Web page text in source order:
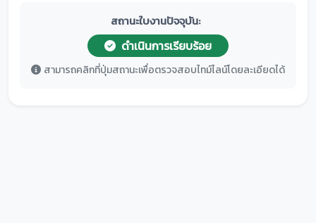
สถานะใบงานปัจจุบัน:
ดำเนินการเรียบร้อย
สามารถคลิกที่ปุ่มสถานะเพื่อตรวจสอบไทม์ไลน์โดยละเอียดได้